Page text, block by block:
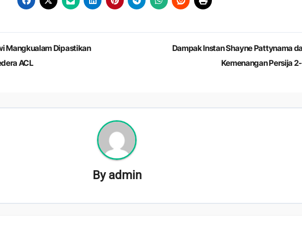
Mangkualam Dipastikan
ACL
Dampak Instan Shayne Pattynama
Kemenangan Persija
By admin